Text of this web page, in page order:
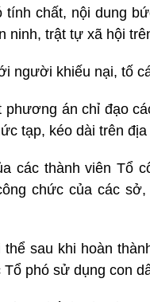
tính chất, nội dung
ninh, trật tự xã hội
người khiếu nại, tố
phương án chỉ đạo
tạp, kéo dài trên
các thành viên Tổ
chức của các
sau khi hoàn
Tổ phó sử dụng con